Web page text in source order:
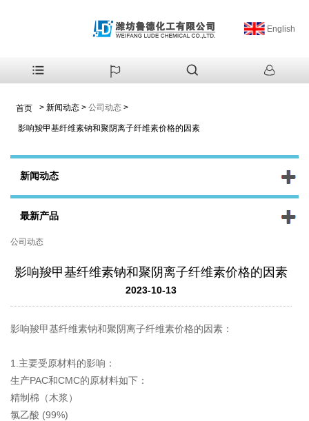
English
首页 > 新闻动态 > 公司动态 >
影响羧甲基纤维素钠和聚阴离子纤维素价格的因素
新闻动态
最新产品
公司动态
影响羧甲基纤维素钠和聚阴离子纤维素价格的因素
2023-10-13
影响羧甲基纤维素钠和聚阴离子纤维素价格的因素：
1.主要受原材料的影响：
生产PAC和CMC的原材料如下：
精制棉（木浆）
氯乙酸 (99%)